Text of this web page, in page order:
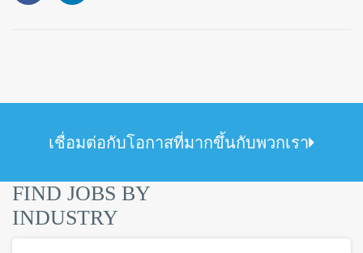
เชื่อมต่อกับโอกาสที่มากขึ้นกับพวกเรา
FIND JOBS BY
INDUSTRY